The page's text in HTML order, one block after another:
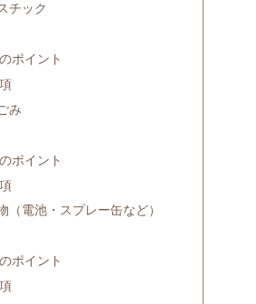
チック
ポイント
み
ポイント
（電池・スプレー缶など）
ポイント